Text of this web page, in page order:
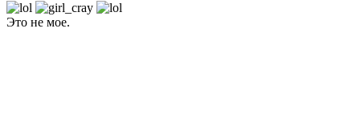
Это не мое.